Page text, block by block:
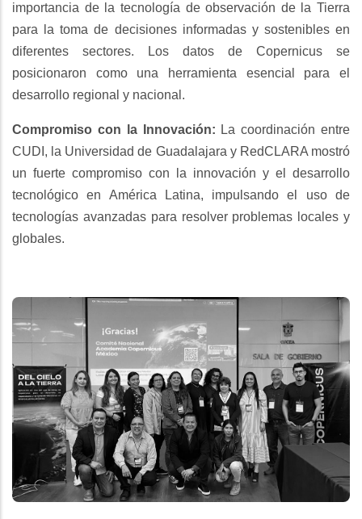
importancia de la tecnología de observación de la Tierra
para la toma de decisiones informadas y sostenibles en
diferentes sectores. Los datos de Copernicus se
posicionaron como una herramienta esencial para el
desarrollo regional y nacional.
Compromiso con la Innovación: La coordinación entre
CUDI, la Universidad de Guadalajara y RedCLARA mostró
un fuerte compromiso con la innovación y el desarrollo
tecnológico en América Latina, impulsando el uso de
tecnologías avanzadas para resolver problemas locales y
globales.